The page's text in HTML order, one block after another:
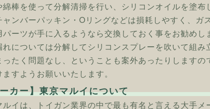
綿棒を使って分解清掃を行い、シリコンオイルを塗
ャンバーパッキン・Oリングなどは損耗しやすく、ガ
パーツが手に入るようなら交換しておく事をお勧めし
れについては分解してシリコンスプレーを吹いて組
ったく問題なし、ということも案外あったりします
すようお願いいたします。
カー】東京マルイについて
ルイは、トイガン業界の中で最も有名と言える大手